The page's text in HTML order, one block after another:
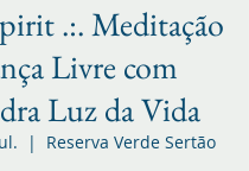
.:. Meditação
Livre com
Luz da Vida
  |
Reserva Verde Sertão